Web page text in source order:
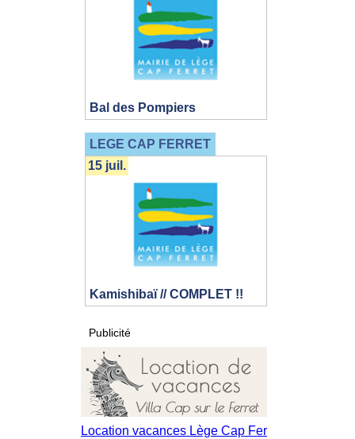
Bal des Pompiers
LEGE CAP FERRET
Kamishibaï // COMPLET !!
15 juil.
Publicité